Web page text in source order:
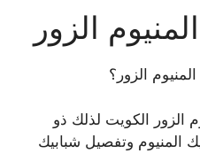
الزور
الزور؟
الزور الكويت لذلك ذو
المنيوم وتفصيل شبابيك